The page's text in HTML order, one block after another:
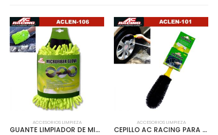
ACCESORIOS LIMPIEZA
GUANTE LIMPIADOR DE MICROFIBRA – ACLEN-106
ACCESORIOS LIMPIEZA
CEPILLO AC RACING PARA RINES – ACLEN-101